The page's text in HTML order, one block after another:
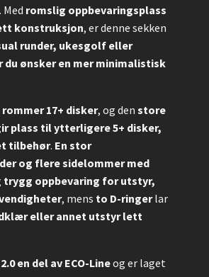
. Med romslig oppbevaringsplass
konstruksjon, er denne sekken
runder, ukesgolf eller
du ønsker en mer minimalistisk
17+ disker, og den store
plass til ytterligere 5+ disker,
tilbehør. En stor
og flere sidelommer med
trygg oppbevaring for utstyr,
, mens to D-ringerlar
eller annet utstyr lett
en del av ECO-Lineog er laget